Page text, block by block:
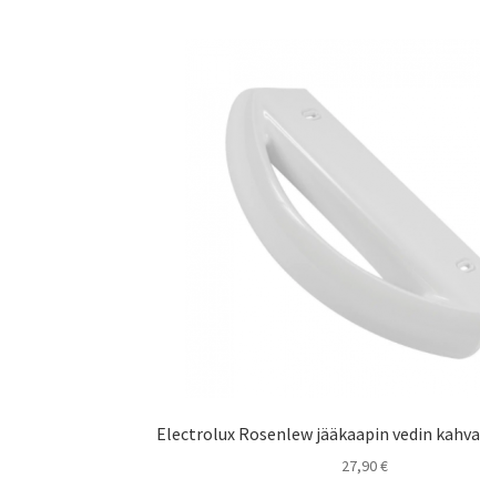
Electrolux Rosenlew jääkaapin vedin
27,90€